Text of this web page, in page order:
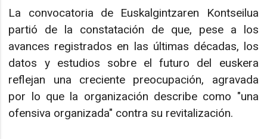
La convocatoria de Euskalgintzaren Kontseilua
partió de la constatación de que, pese a los
avances registrados en las últimas décadas, los
datos y estudios sobre el futuro del euskera
reflejan una creciente preocupación, agravada
por lo que la organización describe como "una
ofensiva organizada" contra su revitalización.